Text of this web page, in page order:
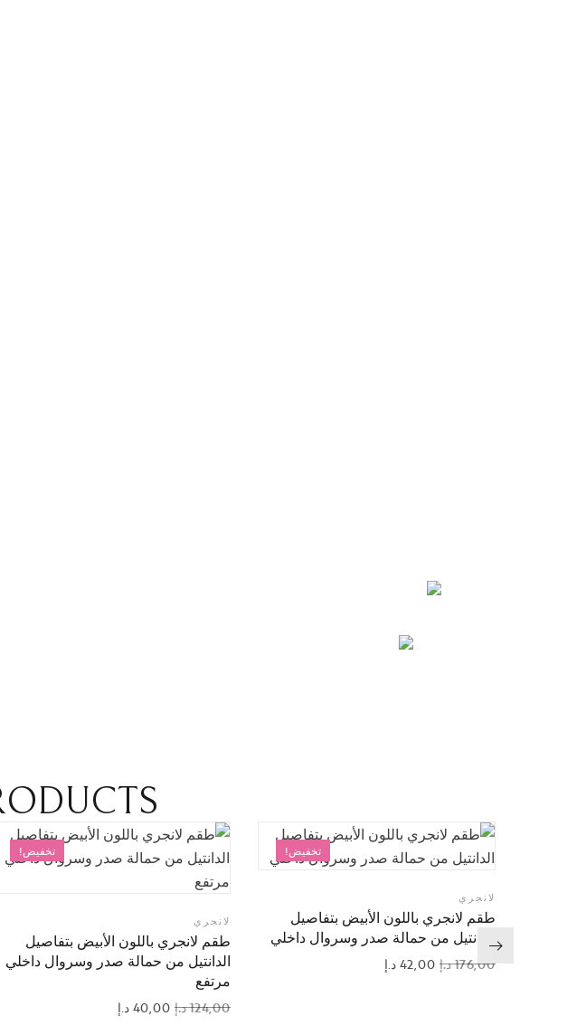
تخفيض!
لانجري
طقم لانجري باللون الأبيض بتفاصيل
الدانتيل من حمالة صدر وسروال داخلي
176,00د.إ 42,00د.إ
تخفيض!
لانجري
طقم لانجري باللون الأبيض بتفاصيل
الدانتيل من حمالة صدر وسروال داخلي
مرتفع
124,00د.إ 40,00 د.إ